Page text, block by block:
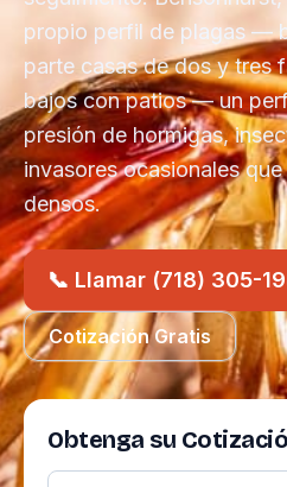
propio perfil de plagas —
parte casas de dos y tres
bajos con patios — un
presión de hormigas,
invasores ocasionales
densos.
📞 Llamar (718) 305-
Cotización Gratis
Obtenga su